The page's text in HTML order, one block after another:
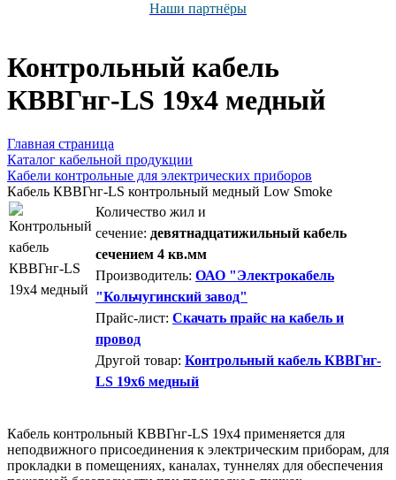
Наши партнёры
Контрольный кабель
КВВГнг-LS 19х4 медный
Главная страница
Каталог кабельной продукции
Кабели контрольные для электрических приборов
Кабель КВВГнг-LS контрольный медный Low Smoke
Количество жил и
сечение: девятнадцатижильный кабель
сечением 4 кв.мм
Производитель: ОАО "Электрокабель
"Кольчугинский завод"
Прайс-лист: Скачать прайс на кабель и
провод
Другой товар: Контрольный кабель КВВГнг-
LS 19х6 медный
Кабель контрольный КВВГнг-LS 19х4 применяется для
неподвижного присоединения к электрическим приборам, для
прокладки в помещениях, каналах, туннелях для обеспечения